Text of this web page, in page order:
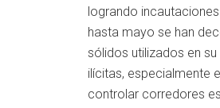
logrando
hasta mayo se han
sólidos utilizados en
ilícitas, especialmente
controlar corredores